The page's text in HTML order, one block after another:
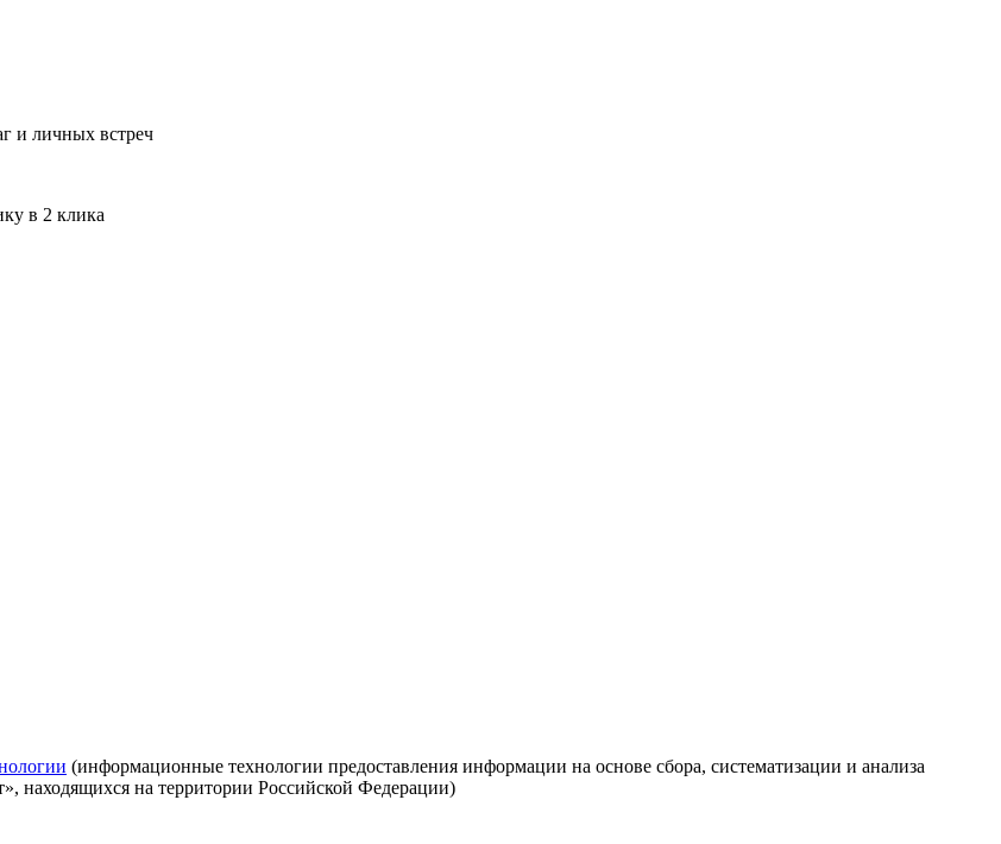
и личных встреч
в 2 клика
(информационные технологии предоставления информации на основе сбора, систематизации и анализа
находящихся на территории Российской Федерации)